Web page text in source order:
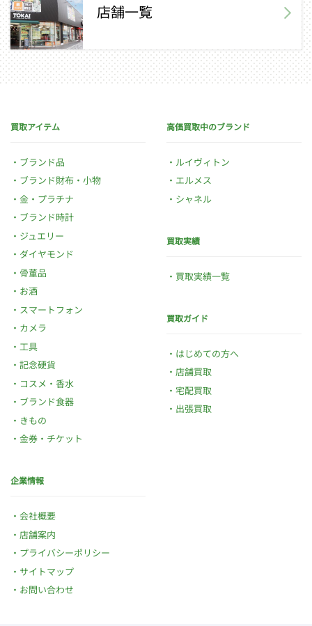
店舗一覧
買取アイテム
ブランド品
ブランド財布・小物
金・プラチナ
ブランド時計
ジュエリー
ダイヤモンド
骨董品
お酒
スマートフォン
カメラ
工具
記念硬貨
コスメ・香水
ブランド食器
きもの
金券・チケット
高価買取中のブランド
ルイヴィトン
エルメス
シャネル
買取実績
買取実績一覧
買取ガイド
はじめての方へ
店舗買取
宅配買取
出張買取
企業情報
会社概要
店舗案内
プライバシーポリシー
サイトマップ
お問い合わせ